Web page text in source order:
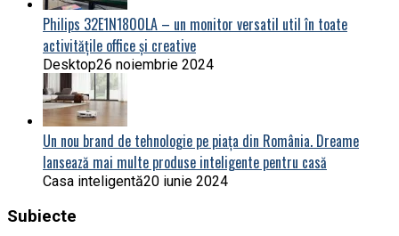
Philips 32E1N1800LA – un monitor versatil util în toate
activitățile office și creative
Desktop26 noiembrie 2024
Un nou brand de tehnologie pe piața din România. Dreame
lansează mai multe produse inteligente pentru casă
Casa inteligentă20 iunie 2024
Subiecte